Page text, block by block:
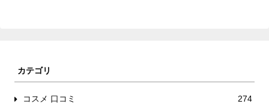
カテゴリ
コスメ 口コミ 274